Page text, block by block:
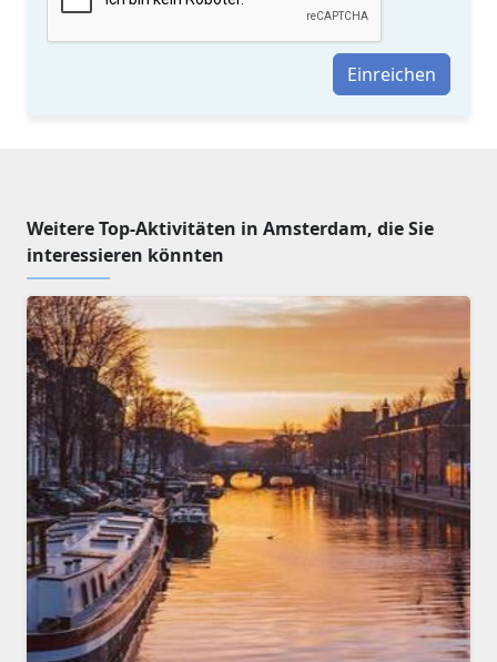
Einreichen
Weitere Top-Aktivitäten in Amsterdam, die Sie
interessieren könnten